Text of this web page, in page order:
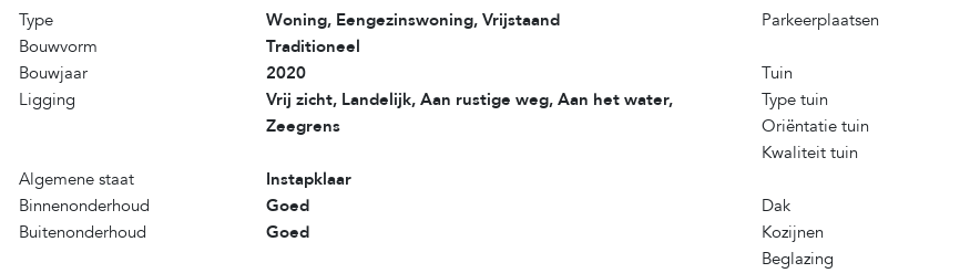
Type
Woning, Eengezinswoning, Vrijstaand
Bouwvorm
Traditioneel
Bouwjaar
2020
Ligging
Vrij zicht, Landelijk, Aan rustige weg, Aan het water,
Zeegrens
Algemene staat
Instapklaar
Binnenonderhoud
Goed
Buitenonderhoud
Goed
Parkeerplaatsen
Tuin
Type tuin
Oriëntatie tuin
Kwaliteit tuin
Dak
Kozijnen
Beglazing